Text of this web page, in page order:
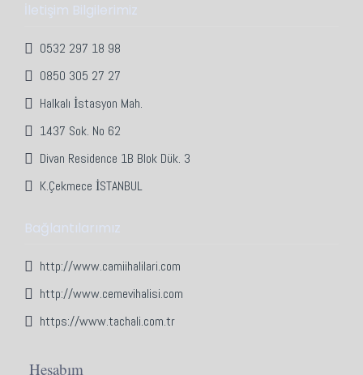
İletişim Bilgilerimiz
0532 297 18 98
0850 305 27 27
Halkalı İstasyon Mah.
1437 Sok. No 62
Divan Residence 1B Blok Dük. 3
K.Çekmece İSTANBUL
Bağlantılarımız
http://www.camiihalilari.com
http://www.cemevihalisi.com
https://www.tachali.com.tr
Hesabım